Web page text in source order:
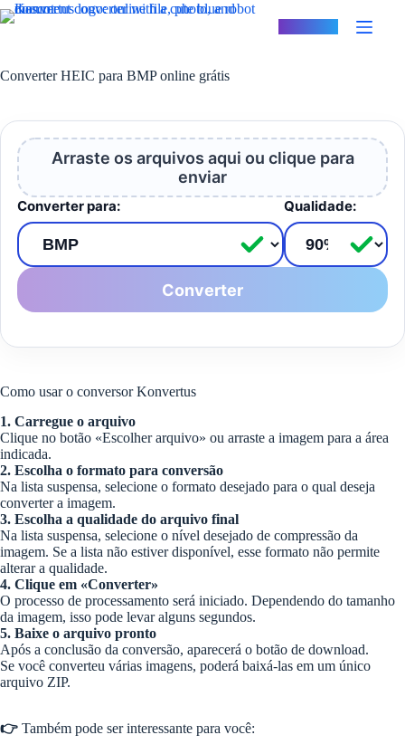
Pular
para
Converter HEIC para BMP online grátis
Arraste os arquivos aqui ou clique para
enviar
Converter para: Qualidade:
Converter
Como usar o conversor Konvertus
1. Carregue o arquivo
Clique no botão «Escolher arquivo» ou arraste a imagem para a área
indicada.
2. Escolha o formato para conversão
Na lista suspensa, selecione o formato desejado para o qual deseja
converter a imagem.
3. Escolha a qualidade do arquivo final
Na lista suspensa, selecione o nível desejado de compressão da
imagem. Se a lista não estiver disponível, esse formato não permite
alterar a qualidade.
4. Clique em «Converter»
O processo de processamento será iniciado. Dependendo do tamanho
da imagem, isso pode levar alguns segundos.
5. Baixe o arquivo pronto
Após a conclusão da conversão, aparecerá o botão de download.
Se você converteu várias imagens, poderá baixá-las em um único
arquivo ZIP.
👉 Também pode ser interessante para você: